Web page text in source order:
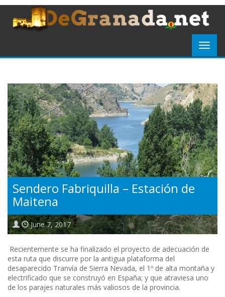
Sendero Fabriquilla – Estación de
Maitena
June 7, 2017
Recientemente se ha finalizado el proyecto de adecuación de
esta ruta que discurre por la antigua plataforma del
desaparecido Tranvía de Sierra Nevada, el 1º de alta montaña y
electrificado que se construyó en España; y que atraviesa uno
de los parajes naturales más valiosos de la provincia.